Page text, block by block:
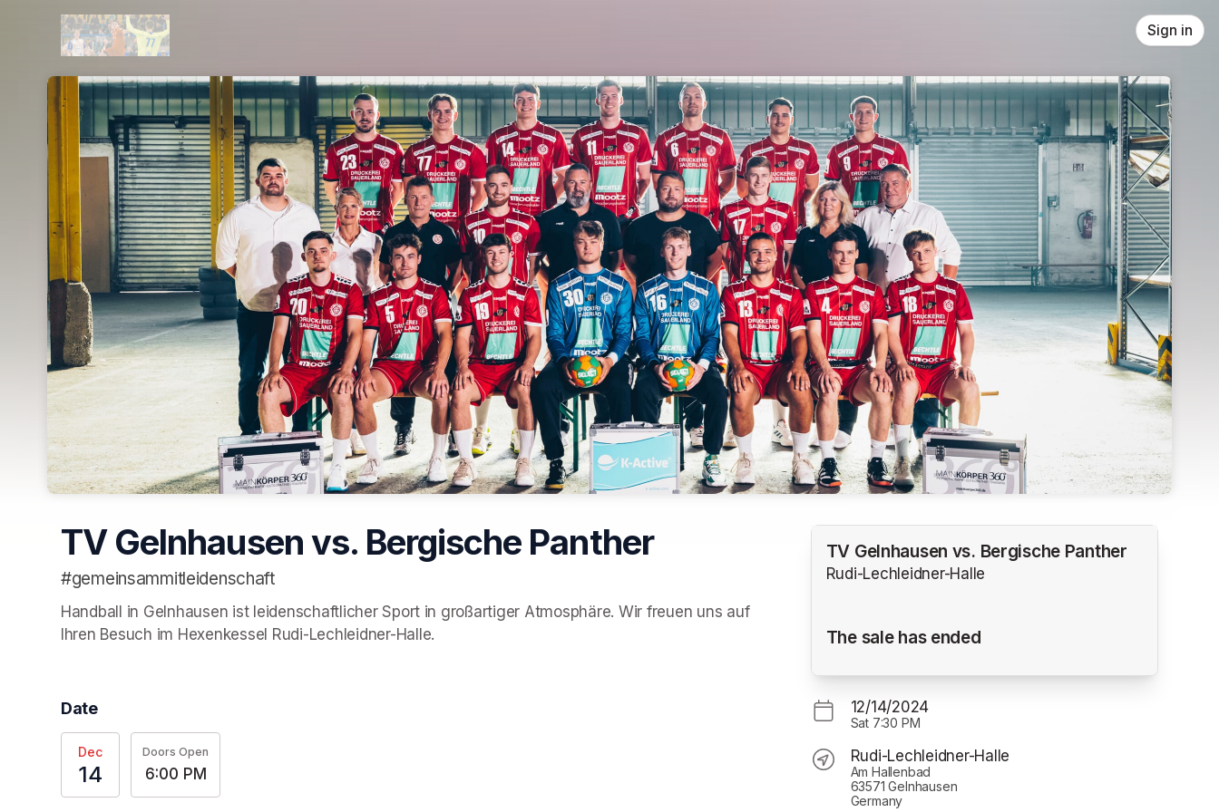
Skip header
Sign in
TV Gelnhausen vs. Bergische Panther
#gemeinsammitleidenschaft
Handball in Gelnhausen ist leidenschaftlicher Sport in großartiger Atmosphäre. Wir freuen uns auf
Ihren Besuch im Hexenkessel Rudi-Lechleidner-Halle.
Date
Dec
14
Doors Open
6:00 PM
TV Gelnhausen vs. Bergische Panther
Rudi-Lechleidner-Halle
The sale has ended
12/14/2024
Sat 7:30 PM
Rudi-Lechleidner-Halle
Am Hallenbad
63571 Gelnhausen
Germany